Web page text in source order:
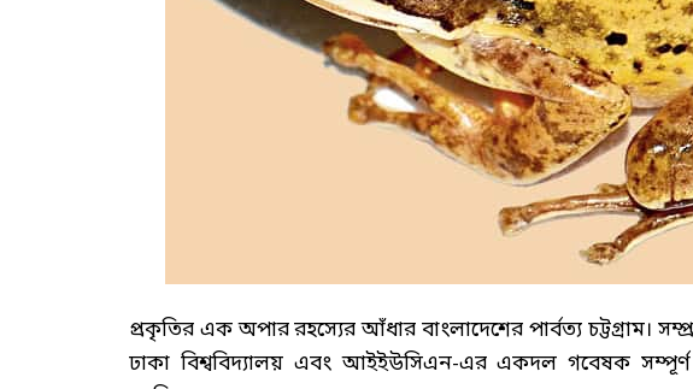
প্রকৃতির এক অপার রহস্যের আঁধার বাংলাদেশের পার্বত্য চট্টগ্রাম।
ঢাকা বিশ্ববিদ্যালয় এবং আইইউসিএন-এর একদল গবেষক